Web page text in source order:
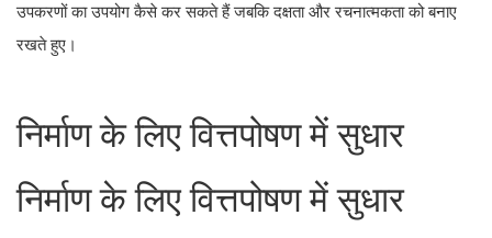
उपकरणों का उपयोग कैसे कर सकते हैं जबकि दक्षता और रचनात्मकता को बनाए
रखते हुए।
निर्माण के लिए वित्तपोषण में सुधार
निर्माण के लिए वित्तपोषण में सुधार